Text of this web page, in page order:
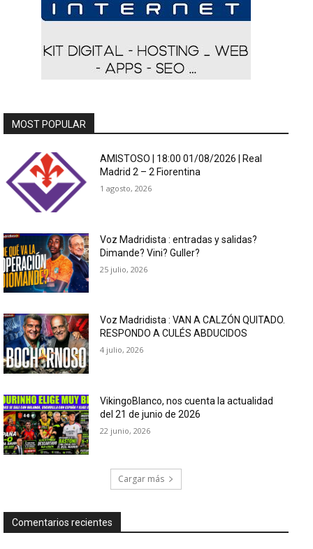
MOST POPULAR
AMISTOSO | 18:00 01/08/2026 | Real
Madrid 2 – 2 Fiorentina
1 agosto, 2026
Voz Madridista : entradas y salidas?
Dimande? Vini? Guller?
25 julio, 2026
Voz Madridista : VAN A CALZÓN QUITADO.
RESPONDO A CULÉS ABDUCIDOS
4 julio, 2026
VikingoBlanco, nos cuenta la actualidad
del 21 de junio de 2026
22 junio, 2026
Cargar más
Comentarios recientes